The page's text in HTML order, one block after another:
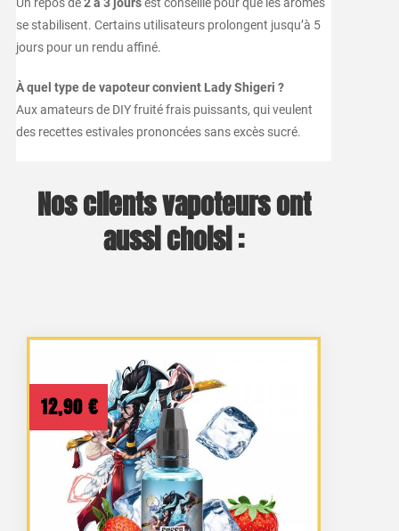
Un repos de2 à 3 joursest conseillé pour que les arômes
se stabilisent. Certains utilisateurs prolongent jusqu’à 5
jours pour un rendu affiné.
À quel type de vapoteur convient Lady Shigeri ?
Aux amateurs de DIY fruité frais puissants, qui veulent
des recettes estivales prononcées sans excès sucré.
Nos clients vapoteurs ont
aussi choisi :
12,90 €